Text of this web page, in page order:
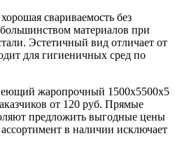
свариваемость без
материалов при
Эстетичный вид отличает от
для гигиеничных сред по
жаропрочный 1500х5500х5
от 120 руб. Прямые
предложить выгодные цены
в наличии исключает